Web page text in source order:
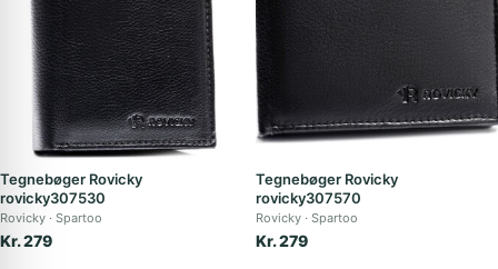
Tegnebøger Rovicky
rovicky307530
Rovicky Spartoo
Kr. 279
Tegnebøger Rovicky
rovicky307570
Rovicky Spartoo
Kr. 279